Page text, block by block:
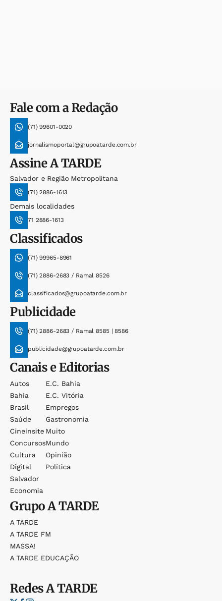
Fale com a Redação
(71) 99601-0020
jornalismoportal@grupoatarde.com.br
AssineA TARDE
Salvador e Região Metropolitana
(71) 2886-1613
Demais localidades
71 2886-1613
Classificados
(71) 99965-8961
(71) 2886-2683 / Ramal 8526
classificados@grupoatarde.com.br
Publicidade
(71) 2886-2683 / Ramal 8585 | 8586
publicidade@grupoatarde.com.br
Canais e Editorias
Autos
Bahia
Brasil
Saúde
Cineinsite
Concursos
Cultura
Digital
Salvador
Economia
E.c. Bahia
E.c. Vitória
Empregos
Gastronomia
Muito
Mundo
Opinião
Política
GrupoA TARDE
A TARDE
A TARDE FM
MASSA!
A TARDE EDUCAÇÃO
RedesA TARDE